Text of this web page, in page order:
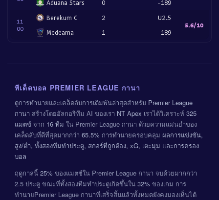
Aduana Stars
0
-189
11
00
Berekum C
Medeama
2
1
U2.5
-189
5.6/10
ทีเด็ดบอล PREMIER LEAGUE กานา
ดูการทำนายและเคล็ดลับการเดิมพันล่าสุดสำหรับ Premier League
กานา สร้างโดยอัลกอริทึม AI ของเรา NT Apex เราได้วิเคราะห์ 325
แมตช์ จาก 16 ทีม ใน Premier League กานา ด้วยความแม่นยำของ
เคล็ดลับที่ดีที่สุดมากกว่า 65.5% การทำนายครอบคลุม ผลการแข่งขัน,
สูง/ต่ำ, ทั้งสองทีมทำประตู, สกอร์ที่ถูกต้อง, xG, เตะมุม และการครอง
บอล
ฤดูกาลนี้ 25% ของแมตช์ใน Premier League กานา จบด้วยมากกว่า
2.5 ประตู ขณะที่ทั้งสองทีมทำประตูเกิดขึ้นใน 32% ของเกม การ
ทำนายPremier League กานาที่เสร็จสิ้นแล้วทั้งหมดยังคงมองเห็นได้